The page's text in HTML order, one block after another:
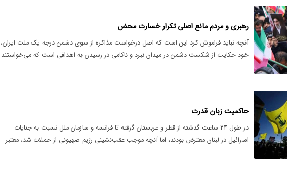
رهبری و مردم مانع اصلی تکرار خسارت محض
آنچه نباید فراموش کرد این است که اصل درخواست مذاکره از سوی دشمن درجه یک ملت ایران،
خود حکایت از شکست دشمن در میدان نبرد و ناکامی در رسیدن به اهدافی است که می‌خواستند
حاکمیت زبان قدرت
در طول ۲۴ ساعت گذشته از قطر و عربستان گرفته تا فرانسه و سازمان ملل نسبت به جنایات
اسرائیل در لبنان معترض بودند، اما آنچه موجب عقب‌نشینی رژیم صهیونی از حملات شد، معتبر
تنها زبان قدرت را می‌فهمد.